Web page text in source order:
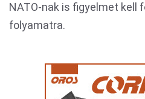
NATO-nak is figyelmet kell
folyamatra.